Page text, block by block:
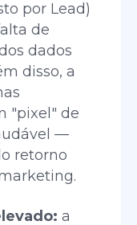
por Lead)
de
dados
disso, a
"pixel" de
—
retorno
a